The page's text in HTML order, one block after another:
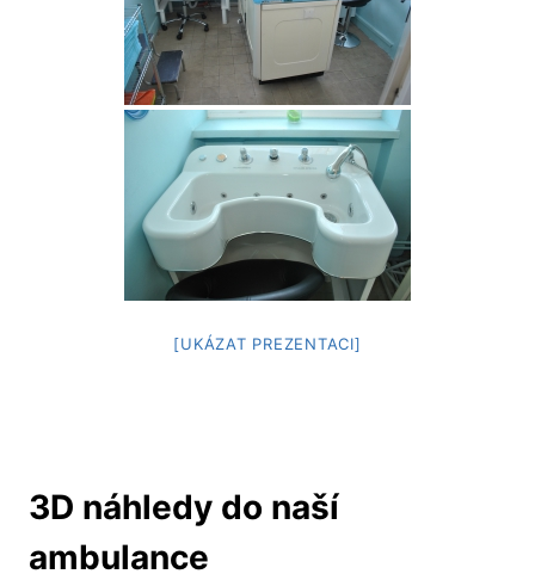
[UKÁZAT PREZENTACI]
3D náhledy do naší
ambulance